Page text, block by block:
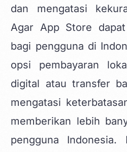
dan mengatasi
Agar App Store
bagi pengguna di
opsi pembayaran
digital atau transfer
mengatasi
memberikan lebih
pengguna Indonesia.